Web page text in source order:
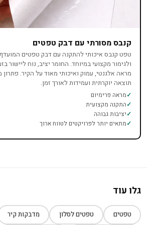
קנבס מסורתי עם דבק טפטים
טפט קנבס איכותי להתקנה עם דבק טפטים המועדף
ולגימור מקצועי במיוחד. החומר יציב, נוח ליישור
מראה אלגנטי, עמוק ואיכותי מאוד על הקיר.
תוצאה יוקרתית ועמידות לאורך זמן.
מראה פרימיום
התקנה מקצועית
יציבות גבוהה
מתאים יותר לפרויקטים לטווח ארוך
גלו עוד
טפטים טפטים לסלון מדבקות קיר